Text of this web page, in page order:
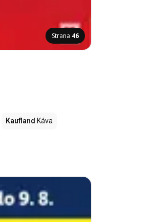
Strana 46
Kaufland Káva